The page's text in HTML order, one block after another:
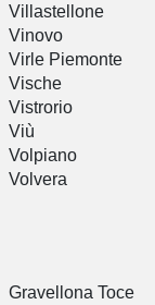
Villastellone
Vinovo
Virle Piemonte
Vische
Vistrorio
Viù
Volpiano
Volvera
Gravellona Toce